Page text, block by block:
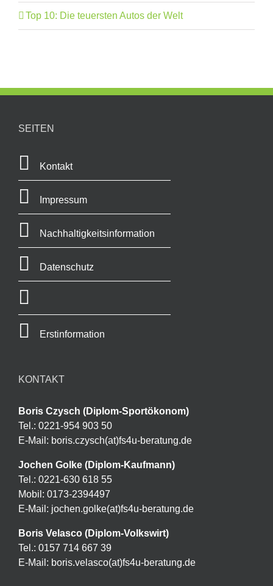
Top 10: Die teuersten Autos der Welt
SEITEN
Kontakt
Impressum
Nachhaltigkeitsinformation
Datenschutz
Erstinformation
KONTAKT
Boris Czysch (Diplom-Sportökonom)
Tel.: 0221-954 903 50
E-Mail: boris.czysch(at)fs4u-beratung.de
Jochen Golke (Diplom-Kaufmann)
Tel.: 0221-630 618 55
Mobil: 0173-2394497
E-Mail: jochen.golke(at)fs4u-beratung.de
Boris Velasco (Diplom-Volkswirt)
Tel.: 0157 714 667 39
E-Mail: boris.velasco(at)fs4u-beratung.de